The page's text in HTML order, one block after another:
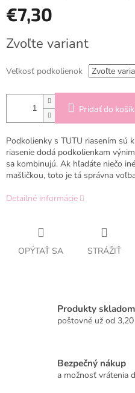
€7,30
cena:
Zvoľte variant
Veľkosť podkolienok
Pridať do
Podkolienky s TUTU riasením sú
riasenie dodá podkolienkam
sa kombinujú. Ak hľadáte niečo
mašličkou, toto je tá správna
Detailné informácie
OPÝTAŤ SA STRÁŽIŤ
Produkty skladom
poštovné už od
Bezpečný nákup
a možnosť vrátenia